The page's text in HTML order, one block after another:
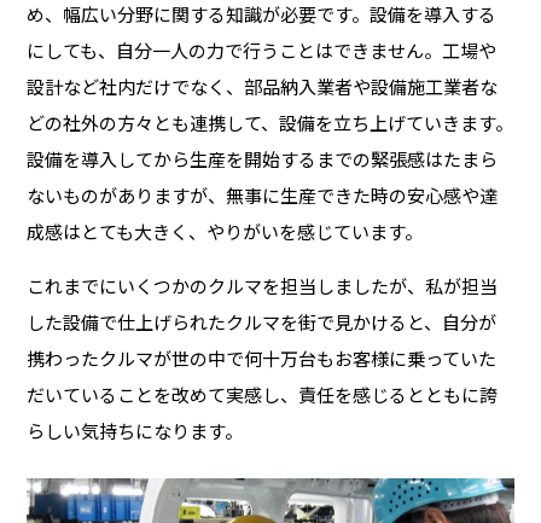
め、幅広い分野に関する知識が必要です。設備を導入する
にしても、自分一人の力で行うことはできません。工場や
設計など社内だけでなく、部品納入業者や設備施工業者な
どの社外の方々とも連携して、設備を立ち上げていきます。
設備を導入してから生産を開始するまでの緊張感はたまら
ないものがありますが、無事に生産できた時の安心感や達
成感はとても大きく、やりがいを感じています。
これまでにいくつかのクルマを担当しましたが、私が担当
した設備で仕上げられたクルマを街で見かけると、自分が
携わったクルマが世の中で何十万台もお客様に乗っていた
だいていることを改めて実感し、責任を感じるとともに誇
らしい気持ちになります。